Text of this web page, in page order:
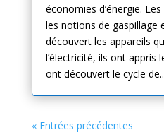
économies d’énergie.
les notions de gaspillage
découvert les appareils
l’électricité, ils ont appris
ont découvert le cycle
« Entrées précédentes